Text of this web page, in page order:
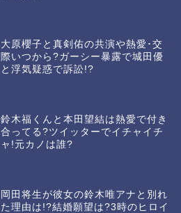
大原櫻子と真剣佑の共演や熱愛･交
際いつから?ガーシー暴露で城田優
と浮気疑惑で訴訟!?
鈴木福くんと本田望結は熱愛で付き
合ってる?ツイッターでイチャイチ
ャ!元カノは誰?
岡田将生が彼女の鈴木唯アナと別れ
た理由は!?結婚願望は?3時のヒロイ